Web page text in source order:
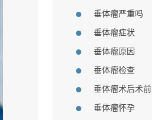
垂体瘤严重吗
垂体瘤症状
垂体瘤原因
垂体瘤检查
垂体瘤术后术前
垂体瘤怀孕